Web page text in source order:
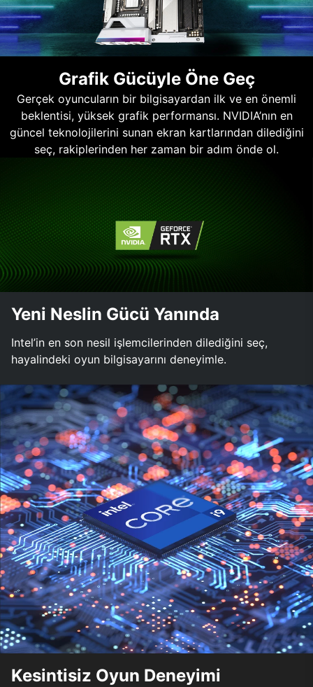
Grafik Gücüyle Öne Geç
Gerçek oyuncuların bir bilgisayardan ilk ve en önemli
beklentisi, yüksek grafik performansı. NVIDIA’nın en
güncel teknolojilerini sunan ekran kartlarından dilediğini
seç, rakiplerinden her zaman bir adım önde ol.
Yeni Neslin Gücü Yanında
Intel’in en son nesil işlemcilerinden dilediğini seç,
hayalindeki oyun bilgisayarını deneyimle.
Kesintisiz Oyun Deneyimi